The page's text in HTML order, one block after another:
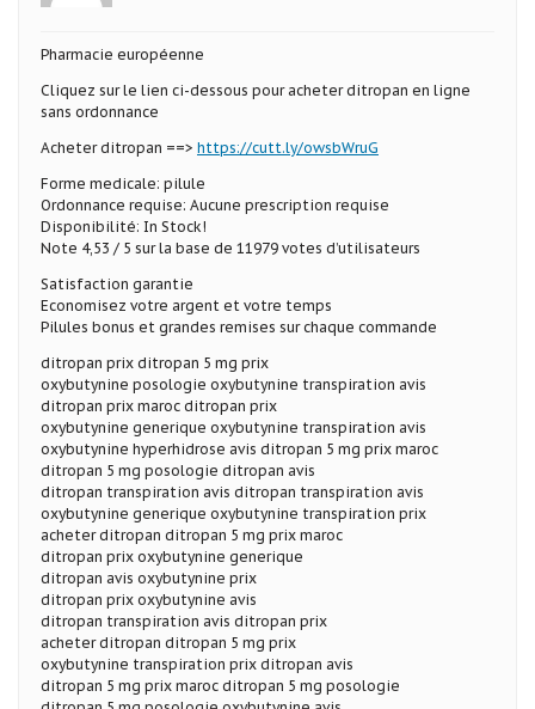
Pharmacie européenne
Cliquez sur le lien ci-dessous pour acheter ditropan en ligne
sans ordonnance
Acheter ditropan ==> https://cutt.ly/owsbWruG
Forme medicale: pilule
Ordonnance requise: Aucune prescription requise
Disponibilité: In Stock!
Note 4,53 / 5 sur la base de 11979 votes d’utilisateurs
Satisfaction garantie
Economisez votre argent et votre temps
Pilules bonus et grandes remises sur chaque commande
ditropan prix ditropan 5 mg prix
oxybutynine posologie oxybutynine transpiration avis
ditropan prix maroc ditropan prix
oxybutynine generique oxybutynine transpiration avis
oxybutynine hyperhidrose avis ditropan 5 mg prix maroc
ditropan 5 mg posologie ditropan avis
ditropan transpiration avis ditropan transpiration avis
oxybutynine generique oxybutynine transpiration prix
acheter ditropan ditropan 5 mg prix maroc
ditropan prix oxybutynine generique
ditropan avis oxybutynine prix
ditropan prix oxybutynine avis
ditropan transpiration avis ditropan prix
acheter ditropan ditropan 5 mg prix
oxybutynine transpiration prix ditropan avis
ditropan 5 mg prix maroc ditropan 5 mg posologie